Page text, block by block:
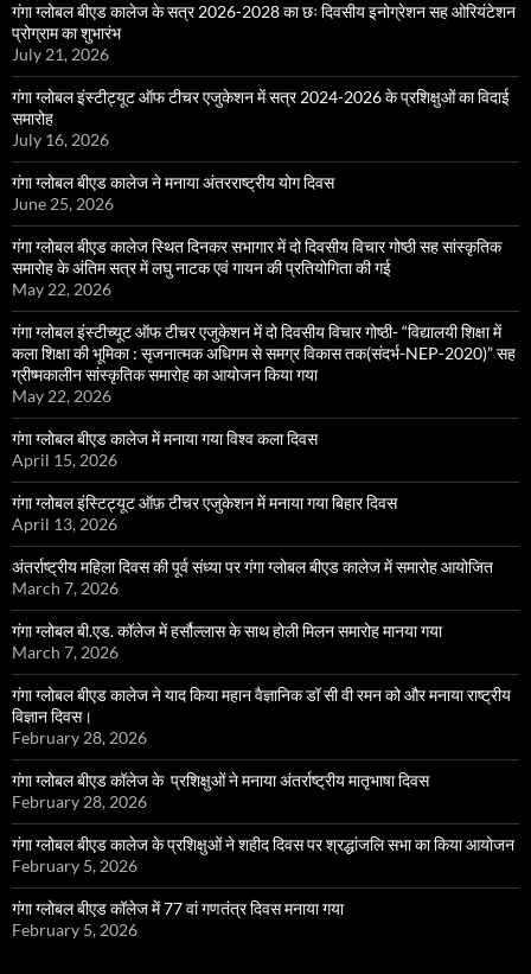
गंगा ग्लोबल बीएड कालेज के सत्र 2026-2028 का छः दिवसीय इनोग्रेशन सह ओरियंटेशन
प्रोग्राम का शुभारंभ
July 21, 2026
गंगा ग्लोबल इंस्टीट्यूट ऑफ टीचर एजुकेशन में सत्र 2024-2026 के प्रशिक्षुओं का विदाई
समारोह
July 16, 2026
गंगा ग्लोबल बीएड कालेज ने मनाया अंतरराष्ट्रीय योग दिवस
June 25, 2026
गंगा ग्लोबल बीएड कालेज स्थित दिनकर सभागार में दो दिवसीय विचार गोष्ठी सह सांस्कृतिक
समारोह के अंतिम सत्र में लघु नाटक एवं गायन की प्रतियोगिता की गई
May 22, 2026
गंगा ग्लोबल इंस्टीच्यूट ऑफ टीचर एजुकेशन में दो दिवसीय विचार गोष्ठी- “विद्यालयी शिक्षा में
कला शिक्षा की भूमिका : सृजनात्मक अधिगम से समग्र विकास तक(संदर्भ-NEP-2020)” सह
ग्रीष्मकालीन सांस्कृतिक समारोह का आयोजन किया गया
May 22, 2026
गंगा ग्लोबल बीएड कालेज में मनाया गया विश्व कला दिवस
April 15, 2026
गंगा ग्लोबल इंस्टिट्यूट ऑफ़ टीचर एजुकेशन में मनाया गया बिहार दिवस
April 13, 2026
अंतर्राष्ट्रीय महिला दिवस की पूर्व संध्या पर गंगा ग्लोबल बीएड कालेज में समारोह आयोजित
March 7, 2026
गंगा ग्लोबल बी.एड. कॉलेज में हर्सौल्लास के साथ होली मिलन समारोह मानया गया
March 7, 2026
गंगा ग्लोबल बीएड कालेज ने याद किया महान वैज्ञानिक डॉ सी वी रमन को और मनाया राष्ट्रीय
विज्ञान दिवस।
February 28, 2026
गंगा ग्लोबल बीएड कॉलेज के प्रशिक्षुओं ने मनाया अंतर्राष्ट्रीय मातृभाषा दिवस
February 28, 2026
गंगा ग्लोबल बीएड कालेज के प्रशिक्षुओं ने शहीद दिवस पर श्रद्धांजलि सभा का किया आयोजन
February 5, 2026
गंगा ग्लोबल बीएड कॉलेज में 77 वां गणतंत्र दिवस मनाया गया
February 5, 2026